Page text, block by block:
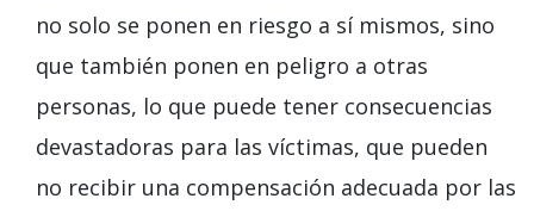
no solo se ponen en riesgo a sí mismos, sino
que también ponen en peligro a otras
personas, lo que puede tener consecuencias
devastadoras para las víctimas, que pueden
no recibir una compensación adecuada por las